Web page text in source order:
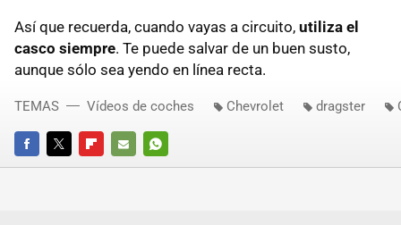
Así que recuerda, cuando vayas a circuito, utiliza el
casco siempre. Te puede salvar de un buen susto,
aunque sólo sea yendo en línea recta.
FACEBOOKTWITTERFLIPBOARD
E-
WHATSAPP
TEMAS Vídeos de coches Chevrolet dragster